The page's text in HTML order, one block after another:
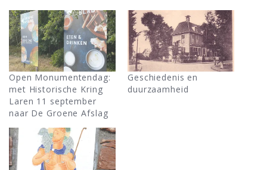
Open Monumentendag:
met Historische Kring
Laren 11 september
naar De Groene Afslag
Geschiedenis en
duurzaamheid